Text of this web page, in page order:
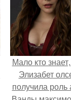
Мало кто
Элизабет
получила роль